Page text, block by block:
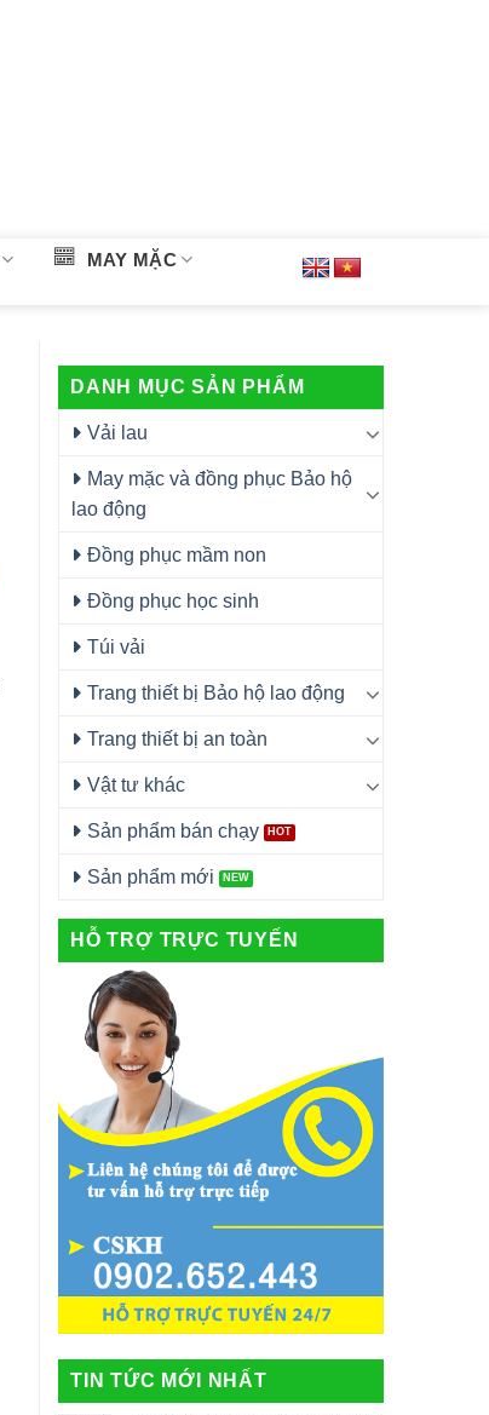
MAY MẶC
DANH MỤC SẢN PHẨM
Vải lau
May mặc và đồng phục Bảo hộ
lao động
Đồng phục mầm non
Đồng phục học sinh
Túi vải
Trang thiết bị Bảo hộ lao động
Trang thiết bị an toàn
Vật tư khác
Sản phẩm bán chạy
Sản phẩm mới
HỖ TRỢ TRỰC TUYẾN
TIN TỨC MỚI NHẤT